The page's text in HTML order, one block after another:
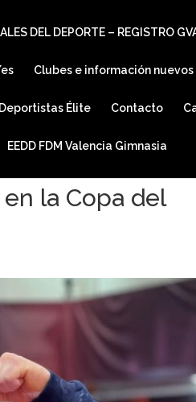
DEL DEPORTE – REGISTRO
Clubes e información
Élite Contacto
EEDD FDM Valencia Gimnasia
la Copa del